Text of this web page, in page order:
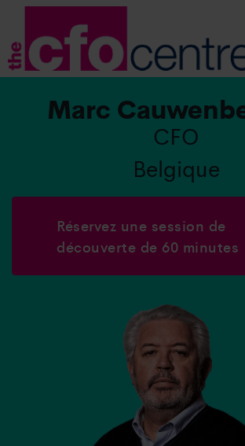
Marc
CFO
Belgique
Réservez une session de
découverte de 60 minutes